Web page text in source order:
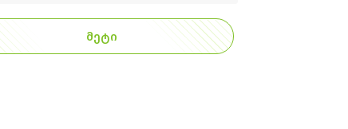
ᲛᲔᲢᲘ